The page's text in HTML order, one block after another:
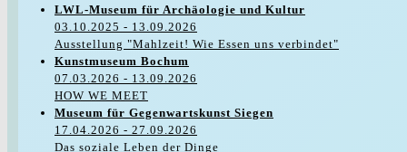
LWL-Museum für Archäologie und Kultur
03.10.2025 - 13.09.2026
Ausstellung "Mahlzeit! Wie Essen uns verbindet"
Kunstmuseum Bochum
07.03.2026 - 13.09.2026
HOW WE MEET
Museum für Gegenwartskunst Siegen
17.04.2026 - 27.09.2026
Das soziale Leben der Dinge